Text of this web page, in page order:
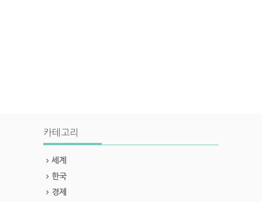
카테고리
세계
한국
경제